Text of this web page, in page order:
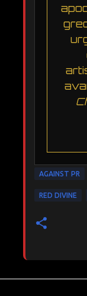
AGAINST PR
RED DIVINE